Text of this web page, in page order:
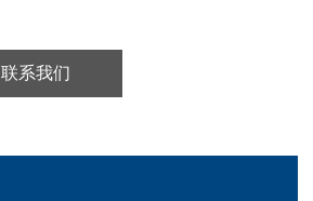
联系我们